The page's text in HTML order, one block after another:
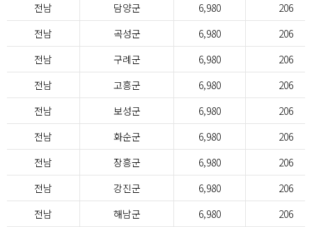
전남
담양군 6,980
206
전남
곡성군 6,980
206
전남
구례군 6,980
206
전남
고흥군 6,980
206
전남
보성군 6,980
206
전남
화순군 6,980
206
전남
장흥군 6,980
206
전남
강진군 6,980
206
전남
해남군 6,980
206